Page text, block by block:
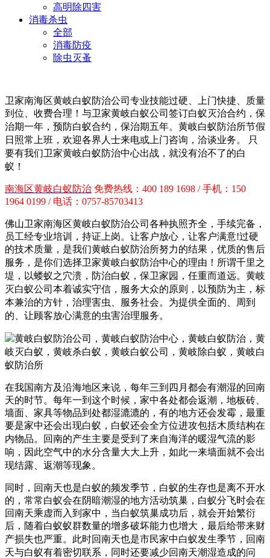
高明除四害
消毒杀虫
全部
消毒防疫
除虫灭蚤
卫家南海区黄岐白蚁防治公司专业技能过硬、上门快捷、质量
到位、收费合理！与卫家黄岐白蚁公司签订白蚁灭治合约，保
治期一年，预防白蚁合约，保治期五年。 黄岐白蚁防治所节假
日照常上班，欢迎各界人士来电或上门咨询，洽谈业务。 只
要有我们卫家黄岐白蚁防治中心出战，就没有治不了的白
蚁！
南海区黄岐白蚁防治 免费热线：400 189 1698 / 手机：150
1964 0199 / 电话：0757-85703413
佛山卫家南海区黄岐白蚁防治公司各种执照齐全，手续完备，
员工经专业培训，持证上岗。让客户放心，让客户满意!过硬
的技术质量，是我们黄岐白蚁防治所努力的结果，优质的售后
服务，是你们选择卫家黄岐白蚁防治中心的理由！ 所谓千里之
堤，以蝼蚁之穴溃，防治白蚁，保卫家园，任重而道远。黄岐
灭白蚁公司本着诚实守信，服务大众的原则，以预防为主，标
本兼治的方针，治理害虫、服务社会。为提供全面的、周到
的、让顾客放心满意的虫害治理服务。
在我国南方及沿海地区来说，每年三到四月都会有潮湿的回南
天的时节。每年一到这个时候，家中各处都会返潮，地板砖、
墙面、家具等物品到处都湿漉漉的，有的地方还会发霉，最重
要是家中还会出现白蚁，白蚁还会全方位进攻包括木质结构在
内物品。
回南的产生主要是受到了来自海洋的暖湿气流的影
响，因此空气中的水分含量大大上升，如此一来墙面就不会出
现结露、返潮等现象。
同时，回南天也是白蚁的频发季节，白蚁的生存也是离不开水
的，常常白蚁会在阴暗潮湿的地方活动筑巢，白蚁分飞时会在
回南天乘虚而入到家中，当白蚁筑巢成功后，就会开始繁衍
后，随着白蚁蚁群数量的增多破坏能力也增大，最后给带来财
产损失也严重。 此时回南天也是市民家中白蚁发生季节，回南
天与白蚁有着密切联系，同时还要减少回南天潮湿造成的问